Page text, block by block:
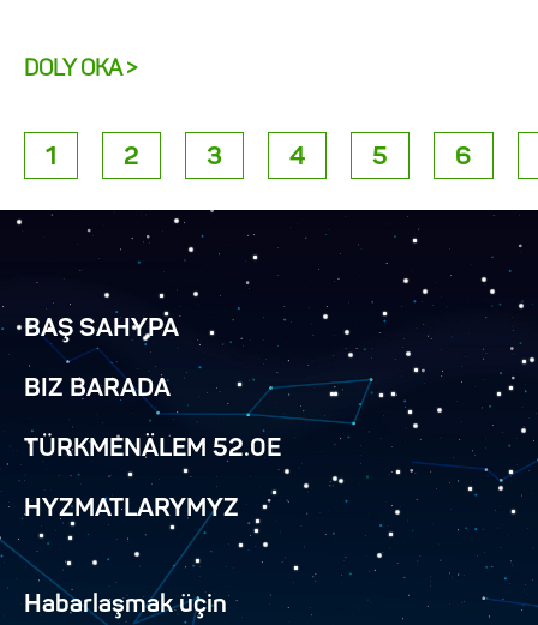
DOLY OKA >
1 2 3 4 5 6
BAŞ SAHYPA
BIZ BARADA
TÜRKMENÄLEM 52.0E
HYZMATLARYMYZ
Habarlaşmak üçin